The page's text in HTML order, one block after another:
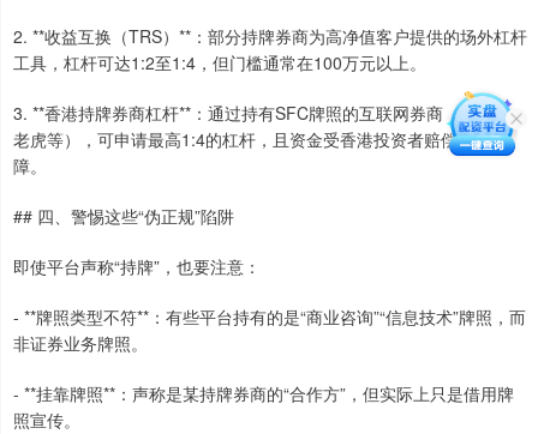
2. **收益互换（TRS）**：部分持牌券商为高净值客户提供的场外杠杆
工具，杠杆可达1:2至1:4，但门槛通常在100万元以上。
3. **香港持牌券商杠杆**：通过持有SFC牌照的互联网券商（如富途、
老虎等），可申请最高1:4的杠杆，且资金受香港投资者赔偿基金保
障。
## 四、警惕这些“伪正规”陷阱
即使平台声称“持牌”，也要注意：
- **牌照类型不符**：有些平台持有的是“商业咨询”“信息技术”牌照，而
非证券业务牌照。
- **挂靠牌照**：声称是某持牌券商的“合作方”，但实际上只是借用牌
照宣传。